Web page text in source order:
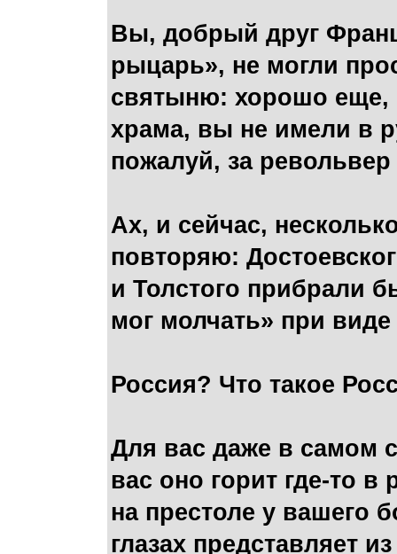
Вы, добрый друг
рыцарь», не могли
святыню: хорошо еще,
храма, вы не имели в
пожалуй, за
Ах, и сейчас,
повторяю:
и Толстого прибрали
мог молчать» при
Россия? Что такое
Для вас даже в самом
вас оно горит где-то
на престоле у вашего
глазах представляет